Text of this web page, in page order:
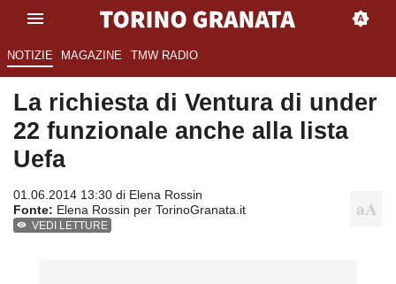
NOTIZIE MAGAZINE TMW RADIO
La richiesta di Ventura di under
22 funzionale anche alla lista
Uefa
01.06.2014 13:30 di Elena Rossin
Fonte: Elena Rossin per TorinoGranata.it
VEDI LETTURE